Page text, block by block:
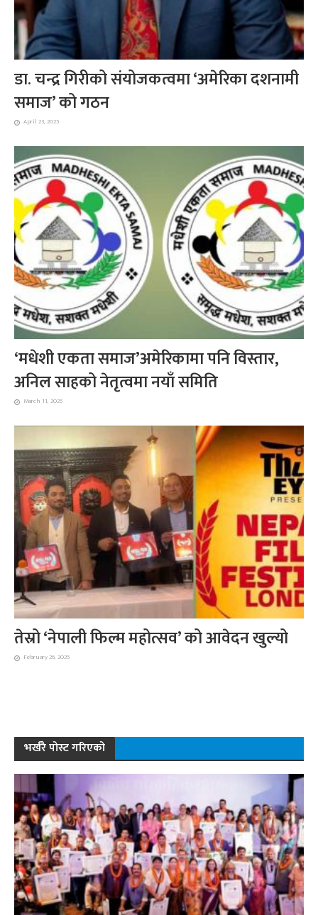
डा. चन्द्र गिरीको संयोजकत्वमा ‘अमेरिका दशनामी
समाज’ को गठन
April 23, 2025
‘मधेशी एकता समाज’अमेरिकामा पनि विस्तार,
अनिल साहको नेतृत्वमा नयाँ समिति
March 11, 2025
तेस्रो ‘नेपाली फिल्म महोत्सव’ को आवेदन खुल्यो
February 26, 2025
भर्खरै पोस्ट गरिएको